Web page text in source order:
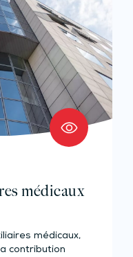
médicaux
médicaux,
contribution